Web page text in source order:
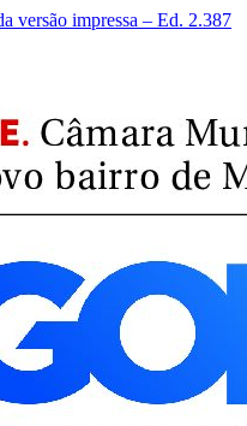
versão impressa – Ed. 2.387